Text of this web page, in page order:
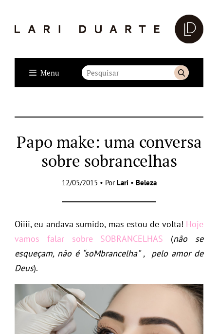
Menu
Papo make: uma conversa
sobre sobrancelhas
12/05/2015 • Por Lari • Beleza
Oiiii, eu andava sumido, mas estou de volta! Hoje
vamos falar sobre SOBRANCELHAS (não se
esqueçam, não é “soMbrancelha” , pelo amor de
Deus).